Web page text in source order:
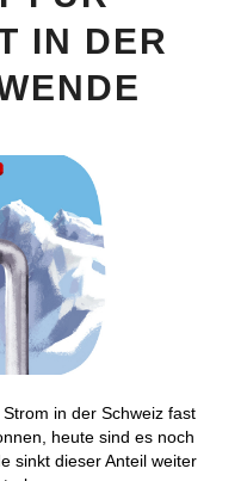
IN DER
in der Schweiz fast
heute sind es noch
sinkt dieser Anteil weiter